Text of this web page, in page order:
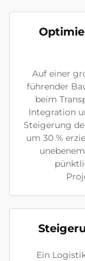
Auf einer
führender
beim
Integration
Steigerung
um 30 %
Ein